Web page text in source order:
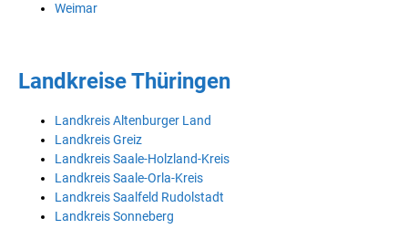
Weimar
Landkreise Thüringen
Landkreis Altenburger Land
Landkreis Greiz
Landkreis Saale-Holzland-Kreis
Landkreis Saale-Orla-Kreis
Landkreis Saalfeld Rudolstadt
Landkreis Sonneberg